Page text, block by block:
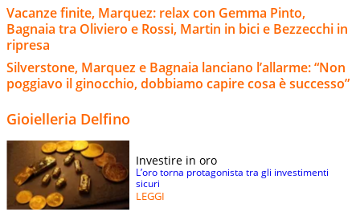
Vacanze finite, Marquez: relax con Gemma Pinto,
Bagnaia tra Oliviero e Rossi, Martin in bici e Bezzecchi in
ripresa
Silverstone, Marquez e Bagnaia lanciano l’allarme: “Non
poggiavo il ginocchio, dobbiamo capire cosa è successo”
Gioielleria Delfino
Investire in oro
L’oro torna protagonista tra gli investimenti
sicuri
LEGGI